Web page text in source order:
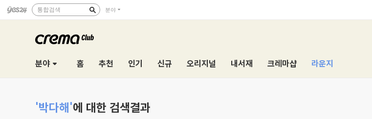
통합검색 분야
분야 홈 추천 인기 신규 오리지널 내서재 크레마샵 라운지
'박다해'에 대한 검색결과